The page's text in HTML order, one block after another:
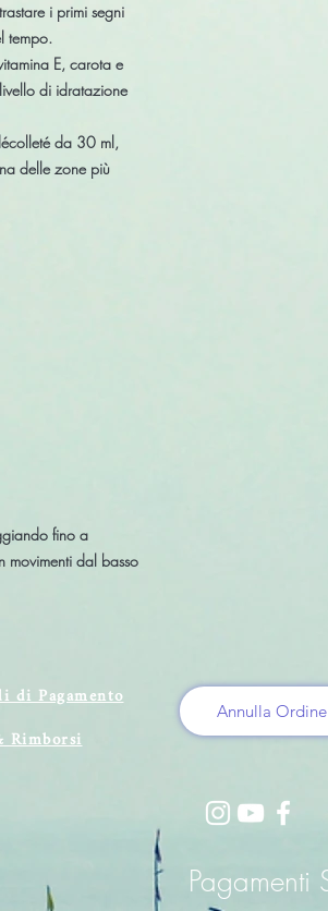
i primi segni
tempo.
E, carota e
di idratazione
da 30 ml,
delle zone più
fino a
movimenti dal basso
di Pagamento
Rimborsi
Annulla Ordine
Pagamenti